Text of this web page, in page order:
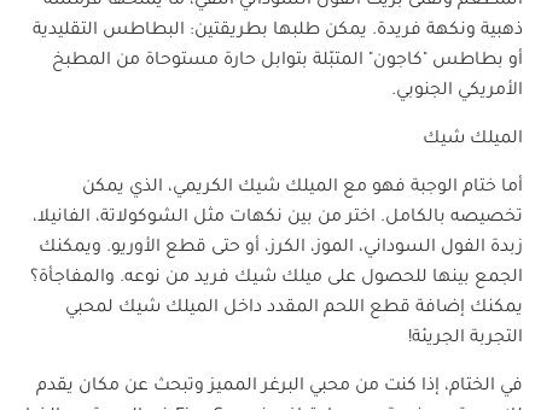
ذهبية ونكهة فريدة. يمكن طلبها بطريقتين: البطاطس التقليدية
أو بطاطس "كاجون" المتبّلة بتوابل حارة مستوحاة من المطبخ
الأمريكي الجنوبي.
الميلك شيك
أما ختام الوجبة فهو مع الميلك شيك الكريمي، الذي يمكن
تخصيصه بالكامل. اختر من بين نكهات مثل الشوكولاتة، الفانيلا،
زبدة الفول السوداني، الموز، الكرز، أو حتى قطع الأوريو. ويمكنك
الجمع بينها للحصول على ميلك شيك فريد من نوعه. والمفاجأة؟
يمكنك إضافة قطع اللحم المقدد داخل الميلك شيك لمحبي
التجربة الجريئة!
في الختام، إذا كنت من محبي البرغر المميز وتبحث عن مكان يقدم